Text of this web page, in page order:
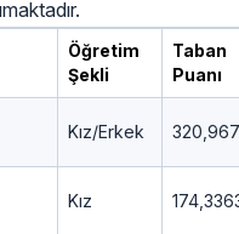
Öğretim
Şekli
Taban
Puanı
Kız/Erkek
Kız